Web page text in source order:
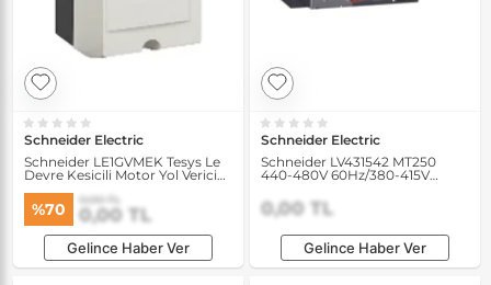
Schneider Electric
Schneider LE1GVMEK Tesys Le
Devre Kesicili Motor Yol Verici
%70 0,00 TL
0,00 TL
Gelince Haber Ver
Schneider Electric
Schneider LV431542 MT250
440-480V 60Hz/380-415V
0,00 TL
Gelince Haber Ver